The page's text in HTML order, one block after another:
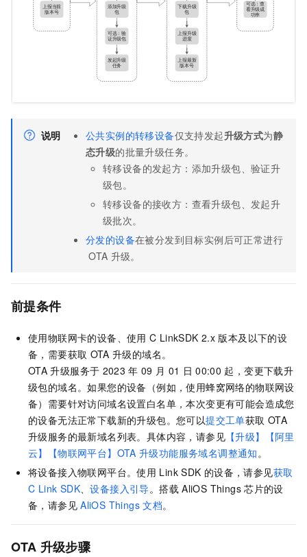
说明 公共实例的转移设备仅支持发起升级方式为静
态升级的批量升级任务。
转移设备的发起方：添加升级包、验证升
级包。
转移设备的接收方：查看升级包、发起升
级批次。
分发的设备在被分发到目标实例后可正常进行
OTA 升级。
前提条件
使用物联网卡的设备、使用 C LinkSDK 2.x 版本及以下的设
备，需要获取 OTA 升级的域名。
OTA 升级服务于 2023 年 09 月 01 日 00:00 起，变更下载升
级包的域名。如果您的设备（例如，使用蜂窝网络的物联网设
备）需要针对访问域名设置白名单，本次变更有可能会造成您
的设备无法正常下载新的升级包。您可以提交工单获取 OTA
升级服务的最新域名列表。具体内容，请参见 【升级】【阿里
云】【物联网平台】OTA 升级功能服务域名调整通知。
将设备接入物联网平台。使用 Link SDK 的设备，请参见获取
C Link SDK、设备接入引导。搭载 AliOS Things 芯片的设
备，请参见 AliOS Things 文档。
OTA 升级步骤